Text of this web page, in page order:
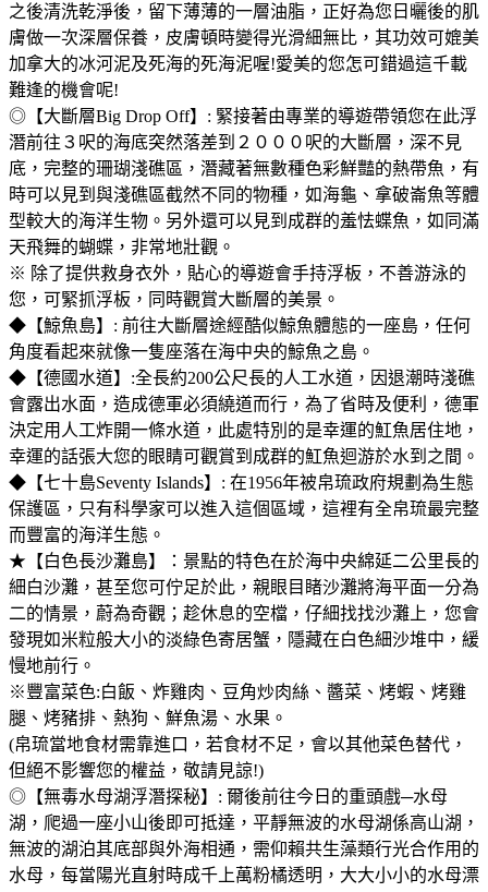
之後清洗乾淨後，留下薄薄的一層油脂，正好為您日曬後的肌
膚做一次深層保養，皮膚頓時變得光滑細無比，其功效可媲美
加拿大的冰河泥及死海的死海泥喔!愛美的您怎可錯過這千載
難逢的機會呢!
◎【大斷層Big Drop Off】: 緊接著由專業的導遊帶領您在此浮
潛前往３呎的海底突然落差到２０００呎的大斷層，深不見
底，完整的珊瑚淺礁區，潛藏著無數種色彩鮮豔的熱帶魚，有
時可以見到與淺礁區截然不同的物種，如海龜、拿破崙魚等體
型較大的海洋生物。另外還可以見到成群的羞怯蝶魚，如同滿
天飛舞的蝴蝶，非常地壯觀。
※ 除了提供救身衣外，貼心的導遊會手持浮板，不善游泳的
您，可緊抓浮板，同時觀賞大斷層的美景。
◆【鯨魚島】: 前往大斷層途經酷似鯨魚體態的一座島，任何
角度看起來就像一隻座落在海中央的鯨魚之島。
◆【德國水道】:全長約200公尺長的人工水道，因退潮時淺礁
會露出水面，造成德軍必須繞道而行，為了省時及便利，德軍
決定用人工炸開一條水道，此處特別的是幸運的魟魚居住地，
幸運的話張大您的眼睛可觀賞到成群的魟魚迴游於水到之間。
◆【七十島Seventy Islands】: 在1956年被帛琉政府規劃為生態
保護區，只有科學家可以進入這個區域，這裡有全帛琉最完整
而豐富的海洋生態。
★【白色長沙灘島】：景點的特色在於海中央綿延二公里長的
細白沙灘，甚至您可佇足於此，親眼目睹沙灘將海平面一分為
二的情景，蔚為奇觀；趁休息的空檔，仔細找找沙灘上，您會
發現如米粒般大小的淡綠色寄居蟹，隱藏在白色細沙堆中，緩
慢地前行。
※豐富菜色:白飯、炸雞肉、豆角炒肉絲、醬菜、烤蝦、烤雞
腿、烤豬排、熱狗、鮮魚湯、水果。
(帛琉當地食材需靠進口，若食材不足，會以其他菜色替代，
但絕不影響您的權益，敬請見諒!)
◎【無毒水母湖浮潛探秘】: 爾後前往今日的重頭戲─水母
湖，爬過一座小山後即可抵達，平靜無波的水母湖係高山湖，
無波的湖泊其底部與外海相通，需仰賴共生藻類行光合作用的
水母，每當陽光直射時成千上萬粉橘透明，大大小小的水母漂